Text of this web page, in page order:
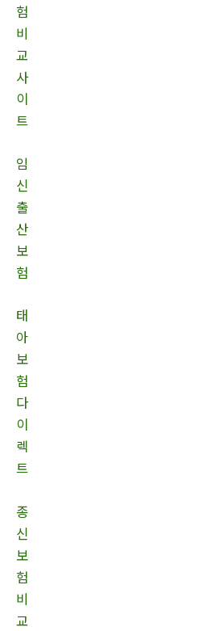
험
비
교
사
이
트
임
신
출
산
보
험
태
아
보
험
다
이
렉
트
종
신
보
험
비
교